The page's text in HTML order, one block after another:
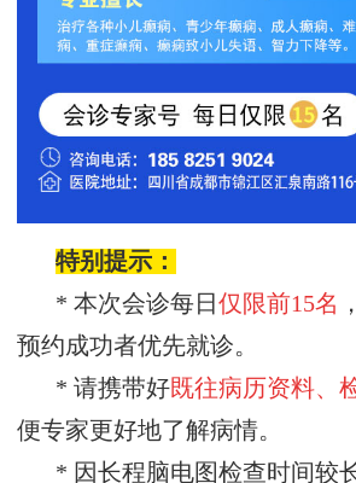
特别提示：
* 本次会诊每日 仅限前15名
预约成功者优先就诊。
* 请携带好既往病历资料、
便专家更好地了解病情。
* 因长程脑电图检查时间较